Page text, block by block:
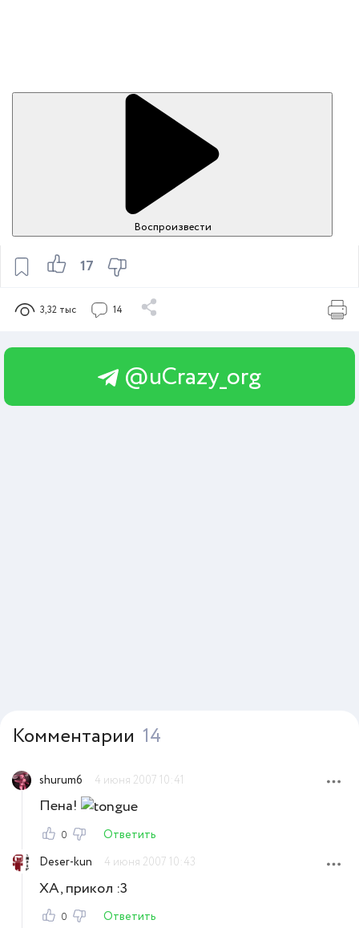
17
Воспроизвести
3,32 тыс 14
@uCrazy_org
Комментарии 14
shurum6 4 июня 2007 10:41
Пена!
0
Ответить
Deser-kun
4 июня 2007 10:43
ХА, прикол :3
0
Ответить